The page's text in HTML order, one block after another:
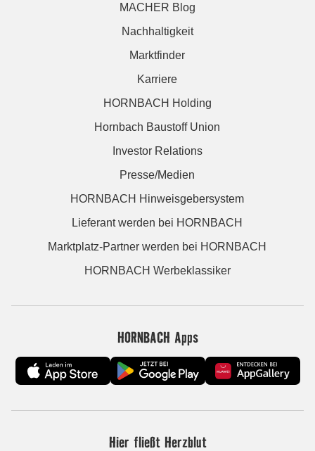
MACHER Blog
Nachhaltigkeit
Marktfinder
Karriere
HORNBACH Holding
Hornbach Baustoff Union
Investor Relations
Presse/Medien
HORNBACH Hinweisgebersystem
Lieferant werden bei HORNBACH
Marktplatz-Partner werden bei HORNBACH
HORNBACH Werbeklassiker
HORNBACH Apps
Hier fließt Herzblut